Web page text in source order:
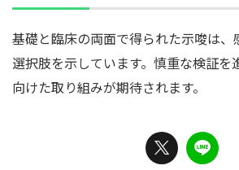
基礎と臨床の両面で得られた示唆は、
選択肢を示しています。慎重な検証を
向けた取り組みが期待されます。